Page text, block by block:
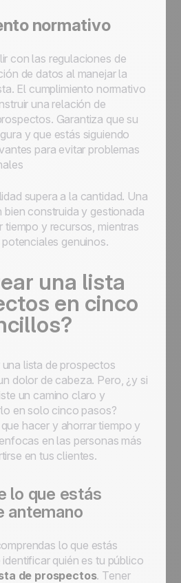
normativo
con las regulaciones de
de datos al manejar la
El cumplimiento normativo
una relación de
Garantiza que su
y que estás siguiendo
para evitar problemas
supera a la cantidad. Una
bien construida y gestionada
tiempo y recursos, mientras
genuinos.
una lista
en cinco
lista de prospectos
dolor de cabeza. Pero, ¿y si
un camino claro y
en solo cinco pasos?
hacer y ahorrar tiempo y
en las personas más
en tus clientes.
lo que estás
antemano
lo que estás
quién es tu público
de prospectos. Tener